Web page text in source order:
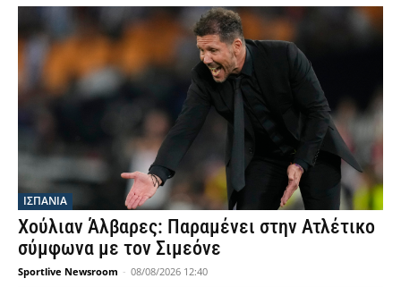
ΙΣΠΑΝΙΑ
Χούλιαν Άλβαρες: Παραμένει στην Ατλέτικο
σύμφωνα με τον Σιμεόνε
Sportlive Newsroom - 08/08/2026 12:40